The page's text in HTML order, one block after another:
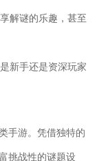
解谜的乐趣，甚至
新手还是资深玩家
手游。凭借独特的
挑战性的谜题设